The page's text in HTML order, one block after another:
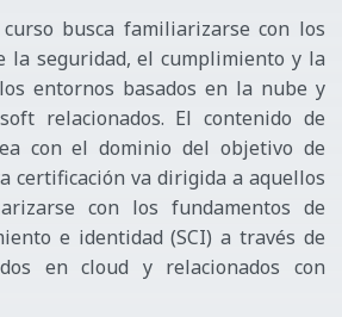
busca familiarizarse con los
la seguridad, el cumplimiento y la
entornos basados en la nube y
relacionados. El contenido de
con el dominio del objetivo de
certificación va dirigida a aquellos
con los fundamentos de
e identidad (SCI) a través de
en cloud y relacionados con